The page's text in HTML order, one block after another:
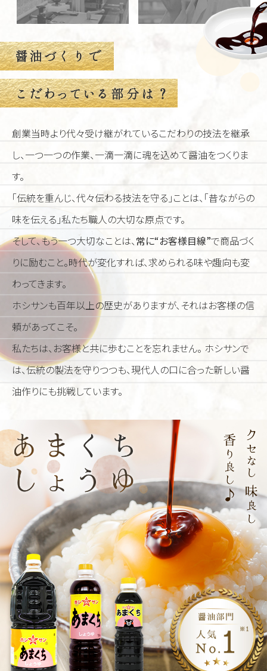
創業当時より代々受け継がれているこだわりの技法を継承
し、一つ一つの作業、 一滴一滴に魂を込めて醤油をつくりま
す。
「伝統を重んじ、代々伝わる技法を守る」ことは、「昔ながらの
味を伝える」私たち職人の大切な原点です。
そして、もう一つ大切なことは、 常に“お客様目線”で商品づく
りに励むこと。時代が変化すれば、求められる味や趣向も変
わってきます。
ホシサンも百年以上の歴史がありますが、それはお客様の信
頼があってこそ。
私たちは、お客様と共に歩むことを忘れません。 ホシサンで
は、伝統の製法を守りつつも、現代人の口に合った新しい醤
油作りにも挑戦しています。